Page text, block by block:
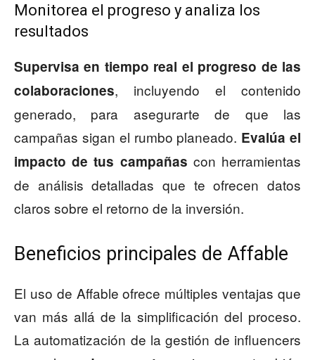
Monitorea el progreso y analiza los
resultados
Supervisa en tiempo real el progreso de las
colaboraciones, incluyendo el contenido
generado, para asegurarte de que las
campañas sigan el rumbo planeado. Evalúa el
impacto de tus campañas con herramientas
de análisis detalladas que te ofrecen datos
claros sobre el retorno de la inversión.
Beneficios principales de Affable
El uso de Affable ofrece múltiples ventajas que
van más allá de la simplificación del proceso.
La automatización de la gestión de influencers